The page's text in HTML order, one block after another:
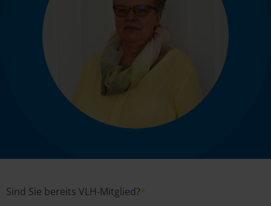
Sind Sie bereits VLH-Mitglied?*